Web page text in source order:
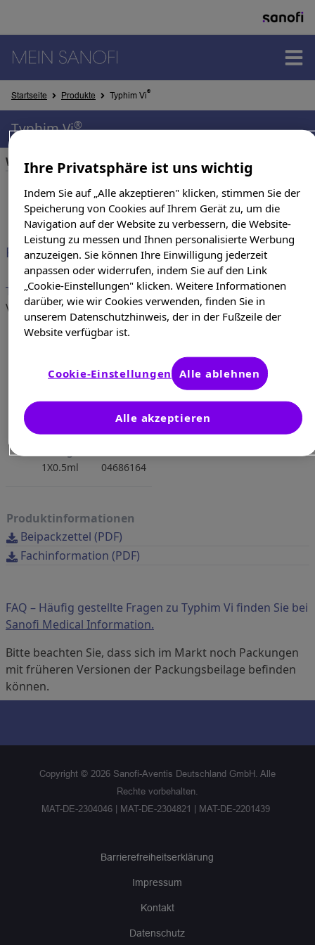
THERAPIEGEBIETE
SUCHERGEBNISSE
Startseite Produkte Typhim Vi®
Typhim Vi®
Wirkstoff(e):Typhus-Polysaccharid-Impfstoff
Produkte & Darreichungsform
TYPHIM Vi Fertigspritzen ohne Kanüle
verschreibungspflichtig
1X0.5ml
04686164
Produktinformationen
Beipackzettel (PDF)
Fachinformation (PDF)
FAQ – Häufig gestellte Fragen zu Typhim Vi finden Sie bei
Sanofi Medical Information.
Bitte beachten Sie, dass sich im Markt noch Packungen
mit früheren Versionen der Packungsbeilage befinden
können.
Copyright © 2026Sanofi-Aventis Deutschland GmbH. Alle
Rechte vorbehalten.
MAT-DE-2304046 | MAT-DE-2304821 | MAT-DE-2201439
Datenschutz
Kontakt
Impressum
Barrierefreiheitserklärung
Ihre Privatsphäre ist uns wichtig
Indem Sie auf „Alle akzeptieren" klicken, stimmen Sie der
Speicherung von Cookies auf Ihrem Gerät zu, um die
Navigation auf der Website zu verbessern, die Website-
Leistung zu messen und Ihnen personalisierte Werbung
anzuzeigen. Sie können Ihre Einwilligung jederzeit
anpassen oder widerrufen, indem Sie auf den Link
„Cookie-Einstellungen" klicken. Weitere Informationen
darüber, wie wir Cookies verwenden, finden Sie in
unserem Datenschutzhinweis, der in der Fußzeile der
Website verfügbar ist.
Cookie-Einstellungen
Alle akzeptieren
Alle ablehnen